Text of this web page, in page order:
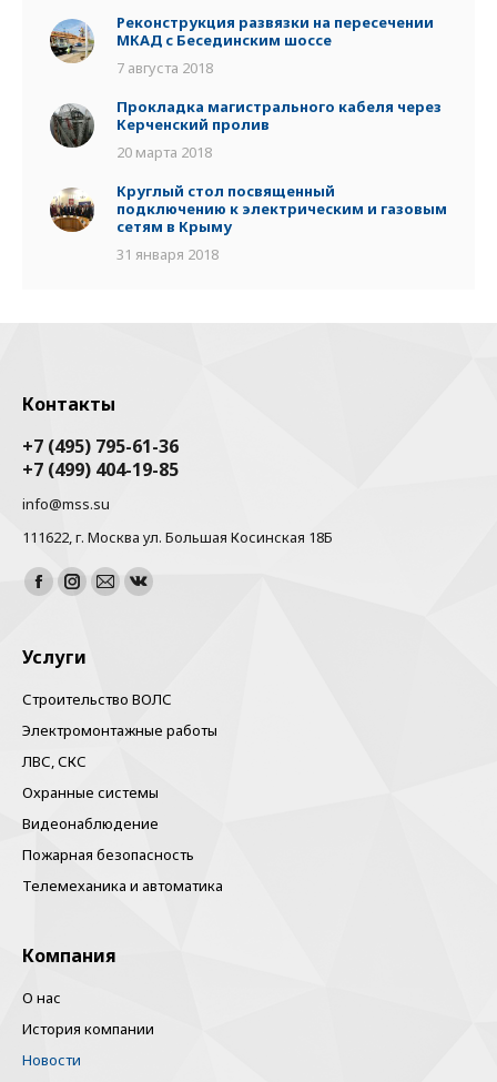
Реконструкция развязки на пересечении
МКАД с Бесединским шоссе
7 августа 2018
Прокладка магистрального кабеля через
Керченский пролив
20 марта 2018
Круглый стол посвященный
подключению к электрическим и газовым
сетям в Крыму
31 января 2018
Контакты
+7 (495) 795-61-36
+7 (499) 404-19-85
info@mss.su
111622, г. Москва ул. Большая Косинская 18Б
Найдите нас:
FacebookInstagram
ПочтаВконтакте
Услуги
Строительство ВОЛС
Электромонтажные работы
ЛВС, СКС
Охранные системы
Видеонаблюдение
Пожарная безопасность
Телемеханика и автоматика
Компания
О нас
История компании
Новости